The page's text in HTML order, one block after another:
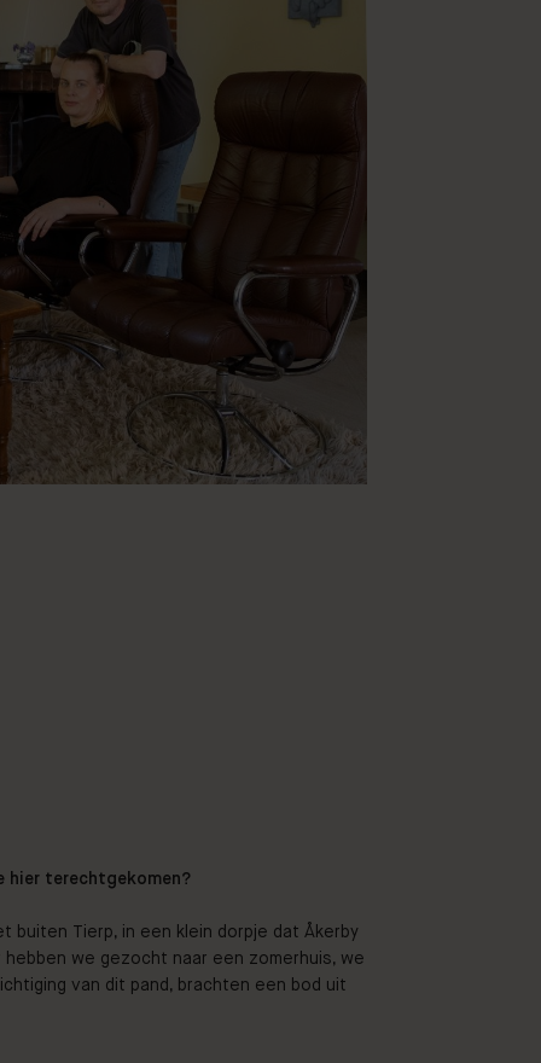
hier terechtgekomen?
buiten Tierp, in een klein dorpje dat Åkerby
we gezocht naar een zomerhuis, we
van dit pand, brachten een bod uit